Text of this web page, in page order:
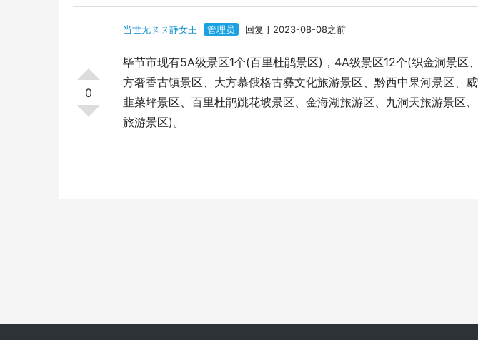
0
当世无ㄡㄡ静女王 管理员 回复于2023-08-08之前
毕节市现有5A级景区1个(百里杜鹃景区)，4A级景区12个(织金洞景区
方奢香古镇景区、大方慕俄格古彝文化旅游景区、黔西中果河景区、
韭菜坪景区、百里杜鹃跳花坡景区、金海湖旅游区、九洞天旅游景区
旅游景区)。